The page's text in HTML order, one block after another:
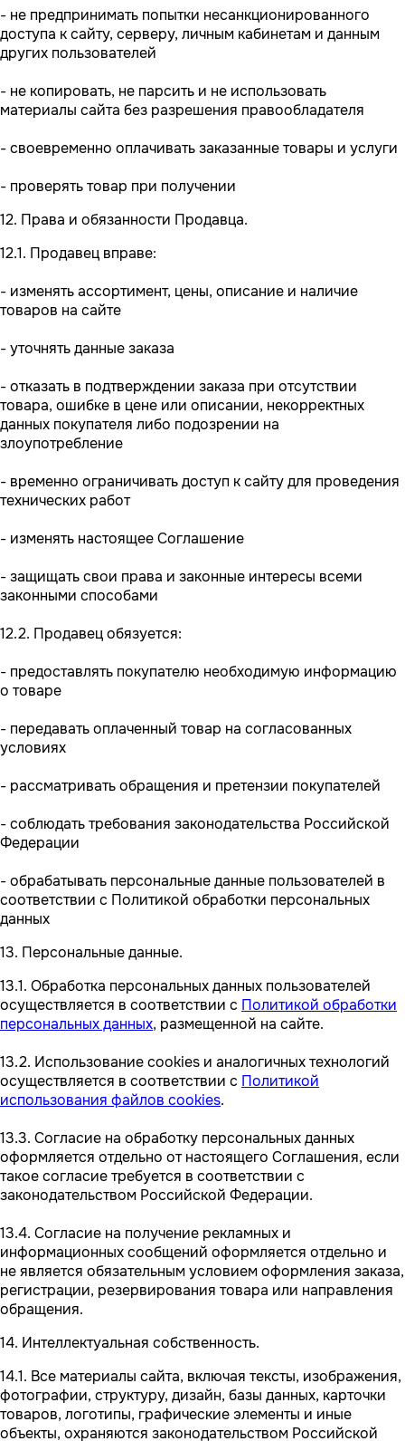
- не предпринимать попытки несанкционированного
доступа к сайту, серверу, личным кабинетам и данным
других пользователей
- не копировать, не парсить и не использовать
материалы сайта без разрешения правообладателя
- своевременно оплачивать заказанные товары и услуги
- проверять товар при получении
12. Права и обязанности Продавца.
12.1. Продавец вправе:
- изменять ассортимент, цены, описание и наличие
товаров на сайте
- уточнять данные заказа
- отказать в подтверждении заказа при отсутствии
товара, ошибке в цене или описании, некорректных
данных покупателя либо подозрении на
злоупотребление
- временно ограничивать доступ к сайту для проведения
технических работ
- изменять настоящее Соглашение
- защищать свои права и законные интересы всеми
законными способами
12.2. Продавец обязуется:
- предоставлять покупателю необходимую информацию
о товаре
- передавать оплаченный товар на согласованных
условиях
- рассматривать обращения и претензии покупателей
- соблюдать требования законодательства Российской
Федерации
- обрабатывать персональные данные пользователей в
соответствии с Политикой обработки персональных
данных
13. Персональные данные.
13.1. Обработка персональных данных пользователей
осуществляется в соответствии с Политикой обработки
персональных данных, размещенной на сайте.
13.2. Использование cookies и аналогичных технологий
осуществляется в соответствии с Политикой
использования файлов cookies.
13.3. Согласие на обработку персональных данных
оформляется отдельно от настоящего Соглашения, если
такое согласие требуется в соответствии с
законодательством Российской Федерации.
13.4. Согласие на получение рекламных и
информационных сообщений оформляется отдельно и
не является обязательным условием оформления заказа,
регистрации, резервирования товара или направления
обращения.
14. Интеллектуальная собственность.
14.1. Все материалы сайта, включая тексты, изображения,
фотографии, структуру, дизайн, базы данных, карточки
товаров, логотипы, графические элементы и иные
объекты, охраняются законодательством Российской